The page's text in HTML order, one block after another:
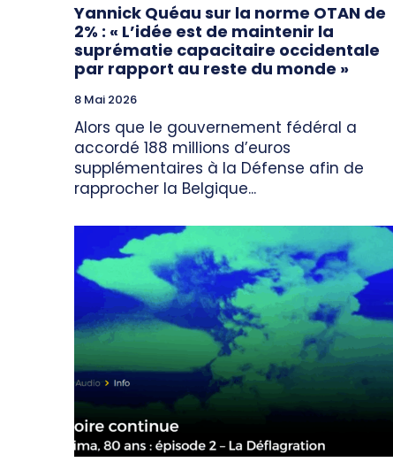
Yannick Quéau sur la norme OTAN de
2% : « L’idée est de maintenir la
suprématie capacitaire occidentale
par rapport au reste du monde »
8 Mai 2026
Alors que le gouvernement fédéral a
accordé 188 millions d’euros
supplémentaires à la Défense afin de
rapprocher la Belgique...